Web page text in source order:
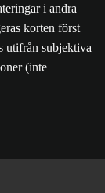
i andra
korten först
utifrån subjektiva
(inte